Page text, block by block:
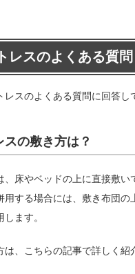
レスのよくある質問
スのよくある質問に回答し
の敷き方は？
床やベッドの上に直接敷い
用する場合には、敷き布団の
ます。
、こちらの記事で詳しく紹